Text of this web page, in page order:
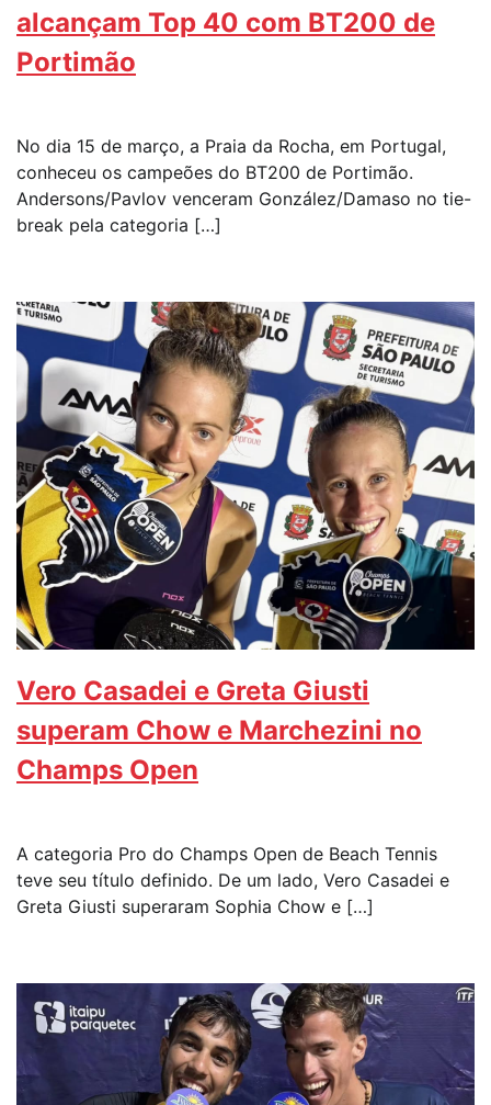
alcançam Top 40 com BT200 de
Portimão
No dia 15 de março, a Praia da Rocha, em Portugal,
conheceu os campeões do BT200 de Portimão.
Andersons/Pavlov venceram González/Damaso no tie-
break pela categoria […]
Vero Casadei e Greta Giusti
superam Chow e Marchezini no
Champs Open
A categoria Pro do Champs Open de Beach Tennis
teve seu título definido. De um lado, Vero Casadei e
Greta Giusti superaram Sophia Chow e […]